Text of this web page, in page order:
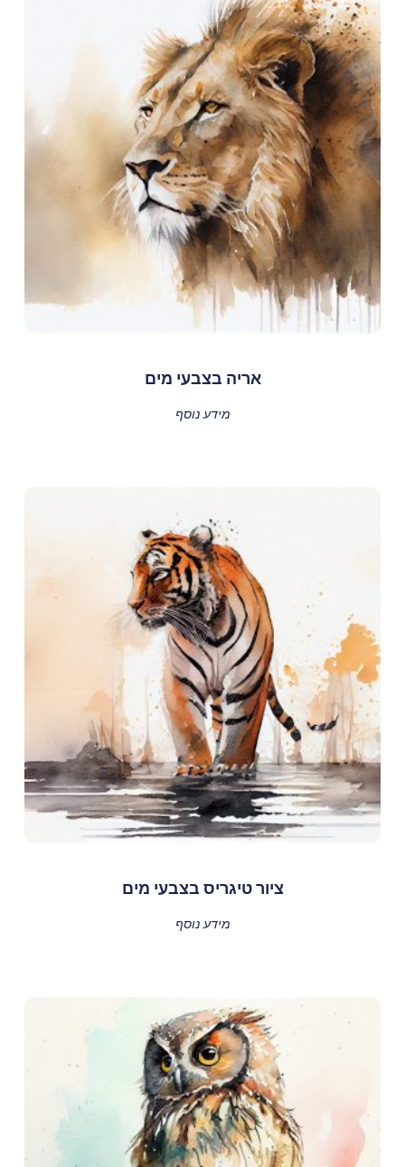
אריה בצבעי מים
מידע נוסף
ציור טיגריס בצבעי מים
מידע נוסף